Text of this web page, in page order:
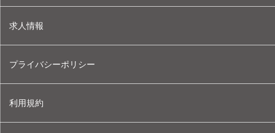
求人情報
プライバシーポリシー
利用規約